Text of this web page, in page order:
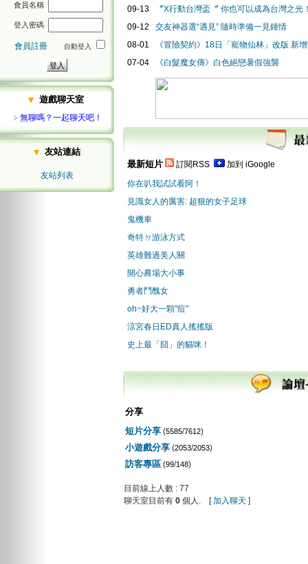
會員名稱
登入密碼
會員註冊 自動登入
遊戲聊天室
﹥ 無聊嗎？一起聊天吧！
友站連結
友站列表
09-13
〞X行動台灣盃〞 你也可以成為台灣之光
09-12 交友神器選“遇見” 隨時準備一見鍾情
08-01
《冒險契約》18日「寵物仙林」改版 新
07-04
《白髮魔女傳》白色絕戀暑假強襲
最新短片 訂閱RSS
加到 iGoogle
你在叭我試試看阿！
見識女人的厲害: 超狠的女子足球
鬼機車
奇特ㄉ游泳方式
英雄難過美人關
開心農場大小事
勇者鬥醜女
oh~好大一顆"痘"
涼宮春日ED真人搖搖版
史上最「囧」的貓咪！
分享
短片分享 (5585/7612)
小遊戲分享 (2053/2053)
訪客專區 (99/148)
目前線上人數 : 77
聊天室目前有 0 個人. [加入聊天 ]